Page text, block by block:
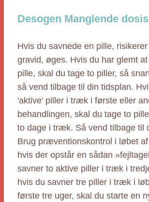
Desogen Manglende dosis
Hvis du savnede en pille,
gravid, øges. Hvis du har glemt
pille, skal du tage to piller, så
så vend tilbage til din tidsplan.
'aktive' piller i træk i første eller
behandlingen, skal du tage to
to dage i træk. Så vend tilbage til
Brug præventionskontrol i løbet
hvis der opstår en sådan
savner to aktive piller i træk i
hvis du savner tre piller i træk i
første tre uger, skal du starte en